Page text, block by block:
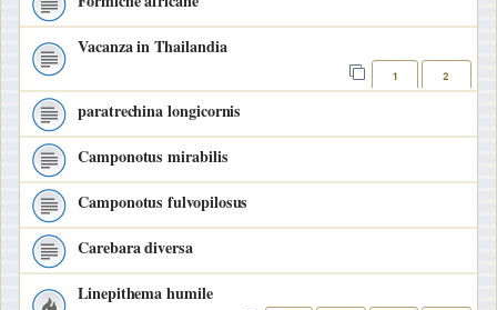
Vacanza in Thailandia
1 2
paratrechina longicornis
Camponotus mirabilis
Camponotus fulvopilosus
Carebara diversa
Linepithema humile